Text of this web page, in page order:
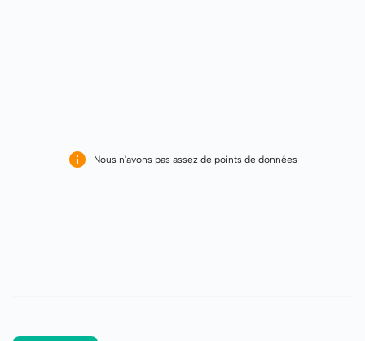
Nous n'avons pas assez de points de données